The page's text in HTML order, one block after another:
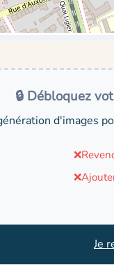
🔒 Débloquez
d'images
❌
❌
Je